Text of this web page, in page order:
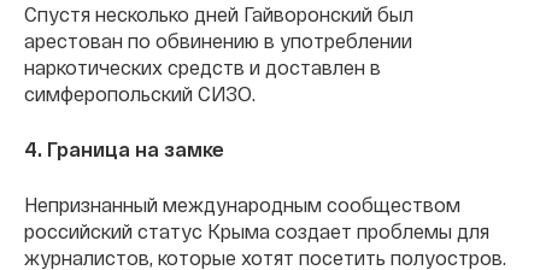
Спустя несколько дней Гайворонский был
арестован по обвинению в употреблении
наркотических средств и доставлен в
симферопольский СИЗО.
4. Граница на замке
Непризнанный международным сообществом
российский статус Крыма создает проблемы для
журналистов, которые хотят посетить полуостров.